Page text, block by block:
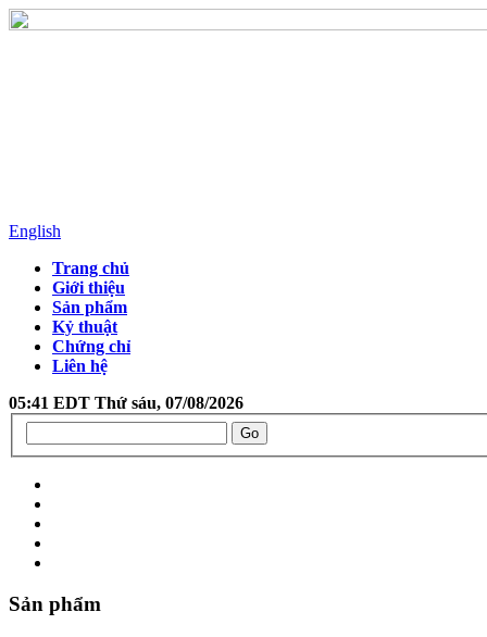
English
Trang chủ
Giới thiệu
Sản phẩm
Kỷ thuật
Chứng chỉ
Liên hệ
05:41 EDT Thứ sáu, 07/08/2026
Sản phẩm